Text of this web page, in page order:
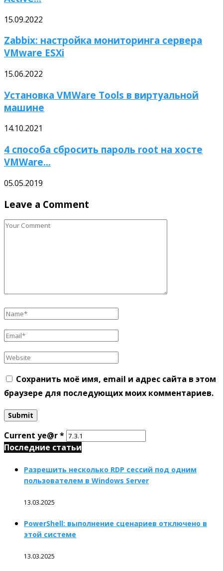
15.09.2022
Zabbix: настройка мониторинга сервера
VMware ESXi
15.06.2022
Установка VMWare Tools в виртуальной
машине
14.10.2021
4 способа сбросить пароль root на хосте
VMWare...
05.05.2019
Leave a Comment
Сохранить моё имя, email и адрес сайта в этом
браузере для последующих моих комментариев.
Current ye@r*
Последние статьи
Разрешить несколько RDP сессий под одним
пользователем в Windows Server
13.03.2025
PowerShell: выполнение сценариев отключено в
этой системе
13.03.2025